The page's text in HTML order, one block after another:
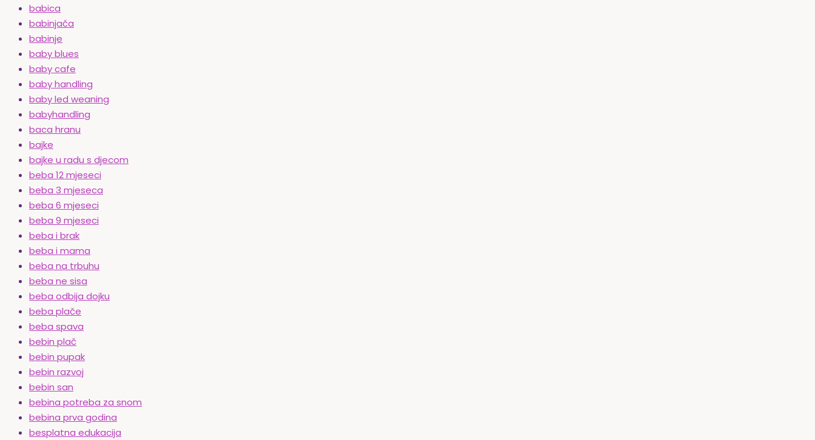
babica
babinjača
babinje
baby blues
baby cafe
baby handling
baby led weaning
babyhandling
baca hranu
bajke
bajke u radu s djecom
beba 12 mjeseci
beba 3 mjeseca
beba 6 mjeseci
beba 9 mjeseci
beba i brak
beba i mama
beba na trbuhu
beba ne sisa
beba odbija dojku
beba plače
beba spava
bebin plač
bebin pupak
bebin razvoj
bebin san
bebina potreba za snom
bebina prva godina
besplatna edukacija